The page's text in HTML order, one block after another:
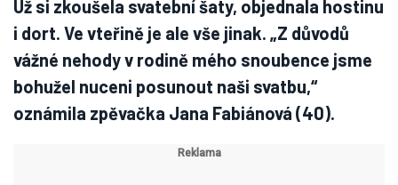
Už si zkoušela svatební šaty, objednala hostinu
i dort. Ve vteřině je ale vše jinak. „Z důvodů
vážné nehody v rodině mého snoubence jsme
bohužel nuceni posunout naši svatbu,“
oznámila zpěvačka Jana Fabiánová (40).